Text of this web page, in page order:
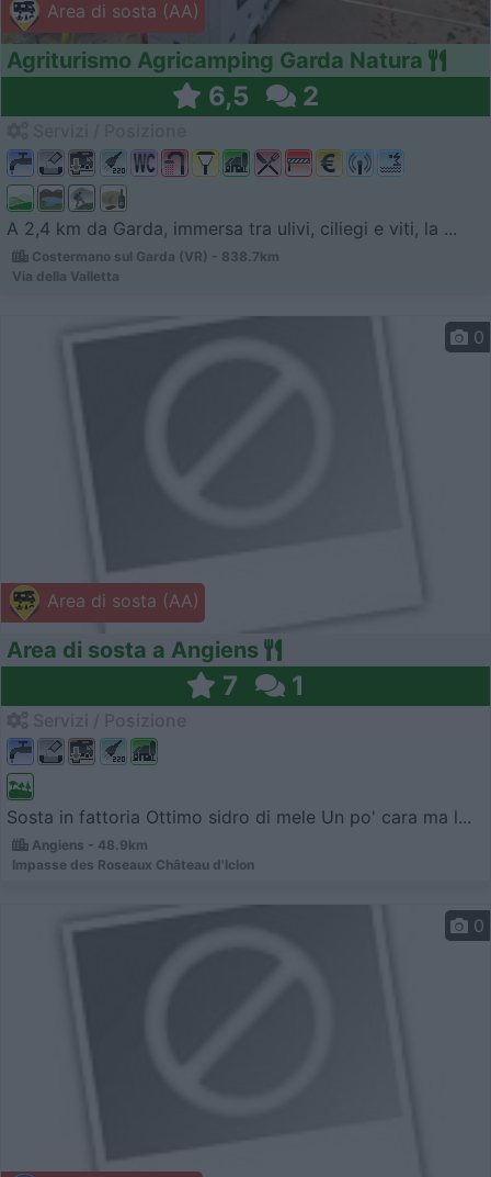
Area di sosta (AA)
Agriturismo Agricamping Garda Natura
6,5 2
A 2,4 km da Garda, immersa tra ulivi, ciliegi e viti, la ...
Costermano sul Garda (VR) - 838.7km
Via della Valletta
Area di sosta (AA)
0
Area di sosta a Angiens
7 1
Sosta in fattoria Ottimo sidro di mele Un po' cara ma l...
Angiens - 48.9km
Impasse des Roseaux Château d'Iclon
0